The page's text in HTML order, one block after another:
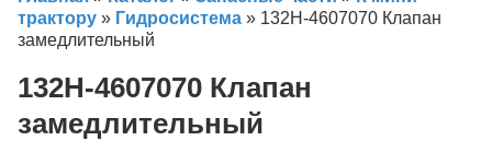
трактору » Гидросистема » 132Н-4607070 Клапан
замедлительный
132Н-4607070 Клапан
замедлительный